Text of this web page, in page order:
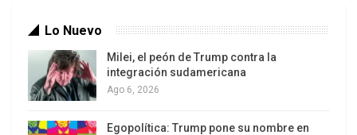
Lo Nuevo
Milei, el peón de Trump contra la
integración sudamericana
Ago 6, 2026
Egopolítica: Trump pone su nombre en